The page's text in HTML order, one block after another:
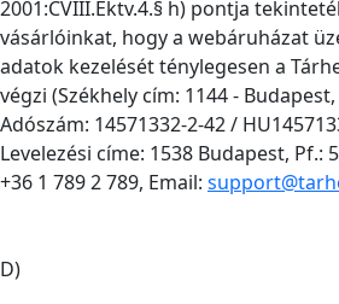
2001:CVIII.Ektv.4.§ h) pontja
vásárlóinkat, hogy a webáruházat
adatok kezelését ténylegesen a
végzi (Székhely cím: 1144 -
Adószám: 14571332-2-42 /
Levelezési címe: 1538 Budapest, Pf.:
+36 1 789 2 789, Email:
D)